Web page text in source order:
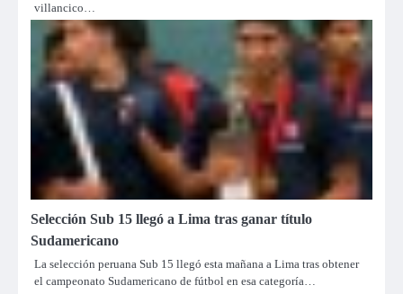
villancico…
Selección Sub 15 llegó a Lima tras ganar título
Sudamericano
La selección peruana Sub 15 llegó esta mañana a Lima tras obtener
el campeonato Sudamericano de fútbol en esa categoría…